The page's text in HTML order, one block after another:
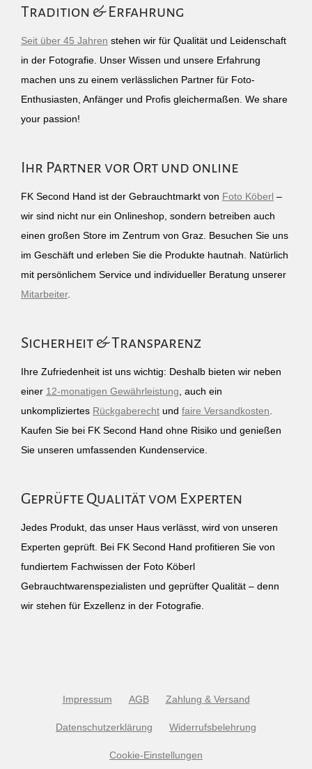
Tradition & Erfahrung
Seit über 45 Jahren stehen wir für Qualität und Leidenschaft
in der Fotografie. Unser Wissen und unsere Erfahrung
machen uns zu einem verlässlichen Partner für Foto-
Enthusiasten, Anfänger und Profis gleichermaßen. We share
your passion!
Ihr Partner vor Ort und online
FK Second Hand ist der Gebrauchtmarkt von Foto Köberl –
wir sind nicht nur ein Onlineshop, sondern betreiben auch
einen großen Store im Zentrum von Graz. Besuchen Sie uns
im Geschäft und erleben Sie die Produkte hautnah. Natürlich
mit persönlichem Service und individueller Beratung unserer
Mitarbeiter.
Sicherheit & Transparenz
Ihre Zufriedenheit ist uns wichtig: Deshalb bieten wir neben
einer 12-monatigen Gewährleistung , auch ein
unkompliziertes Rückgaberecht und faire Versandkosten
Kaufen Sie bei FK Second Hand ohne Risiko und genießen
Sie unseren umfassenden Kundenservice.
Geprüfte Qualität vom Experten
Jedes Produkt, das unser Haus verlässt, wird von unseren
Experten geprüft. Bei FK Second Hand profitieren Sie von
fundiertem Fachwissen der Foto Köberl
Gebrauchtwarenspezialisten und geprüfter Qualität – denn
wir stehen für Exzellenz in der Fotografie.
Impressum AGB Zahlung & Versand
Datenschutzerklärung Widerrufsbelehrung
Cookie-Einstellungen